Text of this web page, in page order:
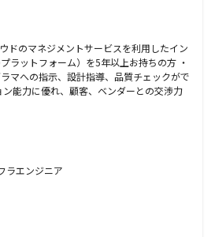
ドのマネジメントサービスを利用したイン
ラットフォーム）を5年以上お持ちの方 ・
マへの指示、設計指導、品質チェックがで
能力に優れ、顧客、ベンダーとの交渉力
ラエンジニア